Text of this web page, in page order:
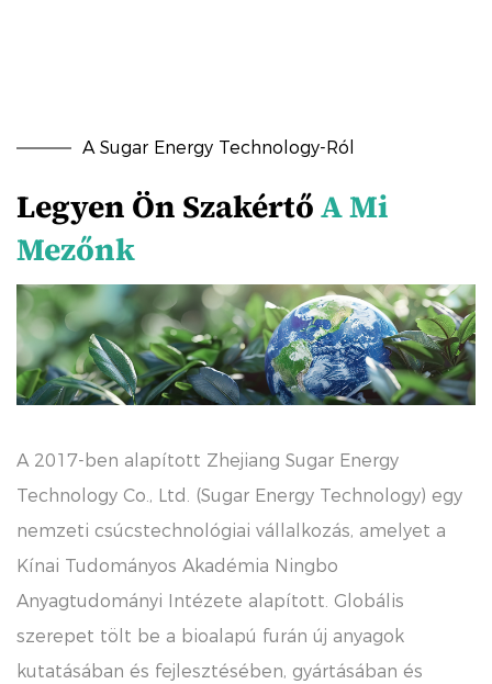
A Sugar Energy Technology-Ról
Legyen Ön SzakértőA Mi
Mezőnk
A 2017-ben alapított Zhejiang Sugar Energy
Technology Co., Ltd. (Sugar Energy Technology) egy
nemzeti csúcstechnológiai vállalkozás, amelyet a
Kínai Tudományos Akadémia Ningbo
Anyagtudományi Intézete alapított. Globális
szerepet tölt be a bioalapú furán új anyagok
kutatásában és fejlesztésében, gyártásában és